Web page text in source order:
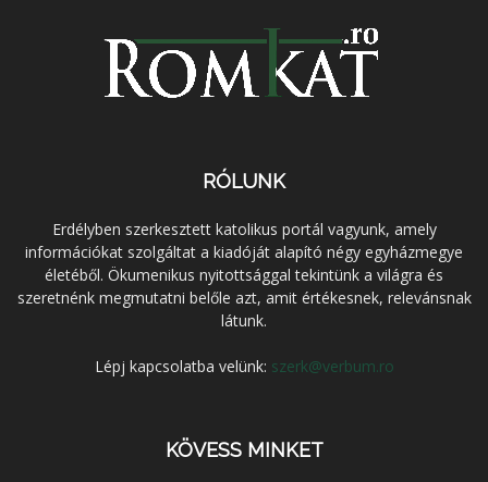
RÓLUNK
Erdélyben szerkesztett katolikus portál vagyunk, amely
információkat szolgáltat a kiadóját alapító négy egyházmegye
életéből. Ökumenikus nyitottsággal tekintünk a világra és
szeretnénk megmutatni belőle azt, amit értékesnek, relevánsnak
látunk.
Lépj kapcsolatba velünk: szerk@verbum.ro
KÖVESS MINKET